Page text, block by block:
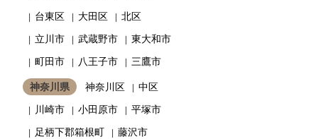
台東区
大田区
北区
立川市
武蔵野市
東大和市
町田市
八王子市 三鷹市
神奈川県 神奈川区
中区
川崎市
小田原市
平塚市
足柄下郡箱根町
藤沢市